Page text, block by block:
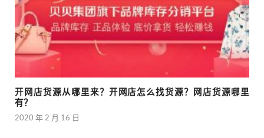
开网店货源从哪里来？开网店怎么找货源？网店货源哪里
有？
2020 年 2 月 16 日